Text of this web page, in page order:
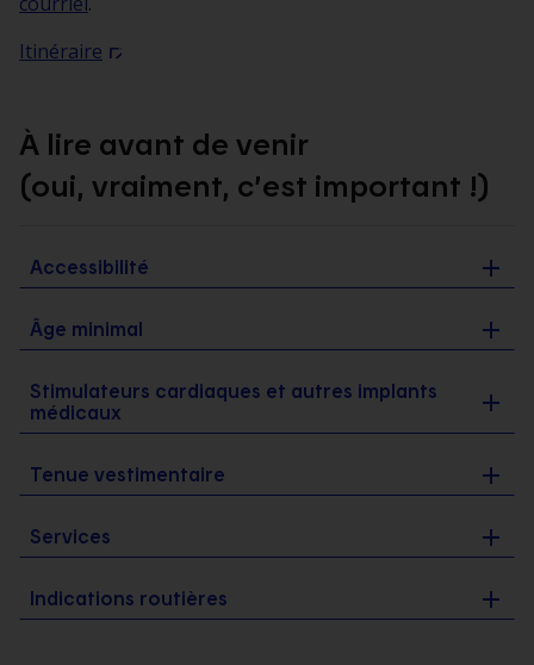
Itinéraire
À lire avant de venir
(oui, vraiment, c’est important !)
Accessibilité
Âge minimal
Stimulateurs cardiaques et autres implants
médicaux
Tenue vestimentaire
Services
Indications routières